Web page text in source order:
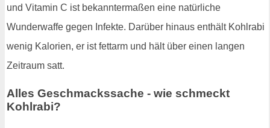
und Vitamin C ist bekanntermaßen eine natürliche
Wunderwaffe gegen Infekte. Darüber hinaus enthält Kohlrabi
wenig Kalorien, er ist fettarm und hält über einen langen
Zeitraum satt.
Alles Geschmackssache - wie schmeckt
Kohlrabi?